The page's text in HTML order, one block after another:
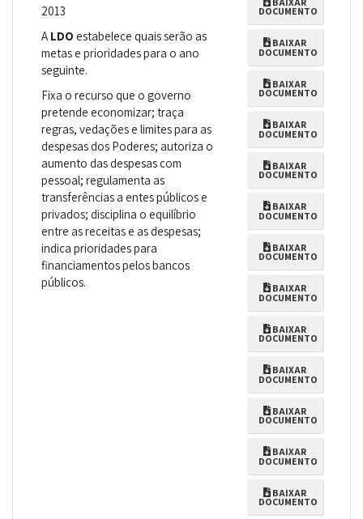
2013
A LDO estabelece quais serão as
metas e prioridades para o ano
seguinte.
Fixa o recurso que o governo
pretende economizar; traça
regras, vedações e limites para as
despesas dos Poderes; autoriza o
aumento das despesas com
pessoal; regulamenta as
transferências a entes públicos e
privados; disciplina o equilíbrio
entre as receitas e as despesas;
indica prioridades para
financiamentos pelos bancos
públicos.
DOCUMENTO
BAIXAR
DOCUMENTO
BAIXAR
DOCUMENTO
BAIXAR
DOCUMENTO
BAIXAR
DOCUMENTO
BAIXAR
DOCUMENTO
BAIXAR
DOCUMENTO
BAIXAR
DOCUMENTO
BAIXAR
DOCUMENTO
BAIXAR
DOCUMENTO
BAIXAR
DOCUMENTO
BAIXAR
DOCUMENTO
BAIXAR
DOCUMENTO